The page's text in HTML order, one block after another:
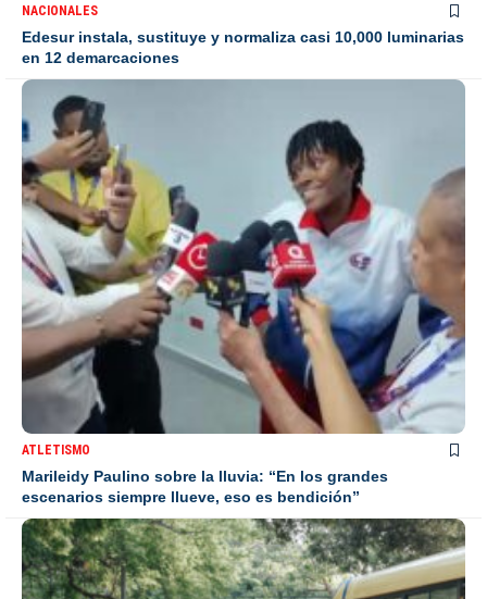
NACIONALES
Edesur instala, sustituye y normaliza casi 10,000 luminarias
en 12 demarcaciones
ATLETISMO
Marileidy Paulino sobre la lluvia: “En los grandes
escenarios siempre llueve, eso es bendición”